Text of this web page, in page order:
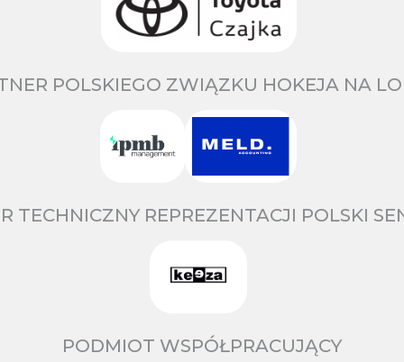
POLSKIEGO ZWIĄZKU HOKEJA NA
TECHNICZNY REPREZENTACJI POLSKI
PODMIOT WSPÓŁPRACUJĄCY